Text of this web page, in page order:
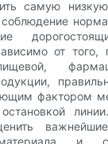
самую
от того,
фактором
материала и